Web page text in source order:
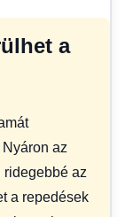
a
az
ridegebbé az
a repedések